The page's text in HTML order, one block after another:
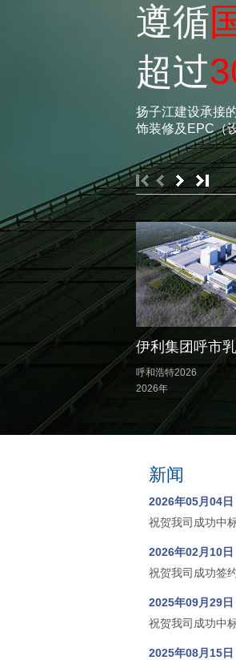
遵循
超过
扬子江建设承接
饰装修及EPC（
伊利集团呼市
呼和浩特2026
2026年
新闻
2026年05月04日
祝贺我司成功中
2026年02月10日
祝贺我司成功签
2025年09月29日
祝贺我司成功中
2025年08月15日